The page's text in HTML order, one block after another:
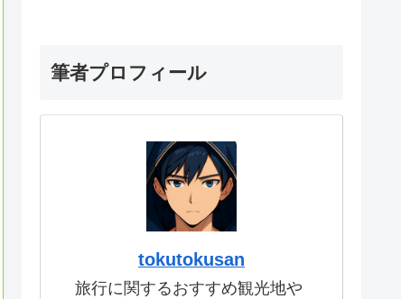
筆者プロフィール
tokutokusan
旅行に関するおすすめ観光地や